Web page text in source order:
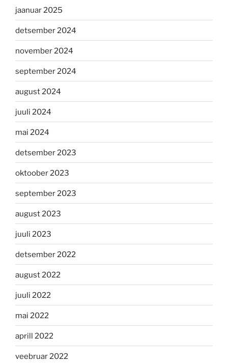
jaanuar 2025
detsember 2024
november 2024
september 2024
august 2024
juuli 2024
mai 2024
detsember 2023
oktoober 2023
september 2023
august 2023
juuli 2023
detsember 2022
august 2022
juuli 2022
mai 2022
aprill 2022
veebruar 2022